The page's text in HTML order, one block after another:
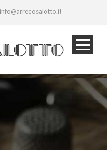
info@arredosalotto.it